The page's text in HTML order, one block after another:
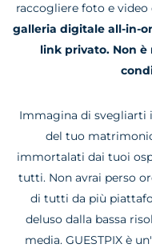
raccogliere foto e
galleria digitale all-in-
link privato. Non è
Immagina di svegliarti
del tuo
immortalati dai tuoi
tutti. Non avrai perso
di tutti da più
deluso dalla bassa
media. GUESTPIX è